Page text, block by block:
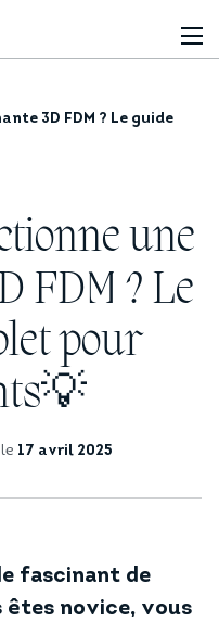
3D FDM ? Le guide
une
FDM ? Le
pour
17 avril 2025
fascinant de
êtes novice, vous